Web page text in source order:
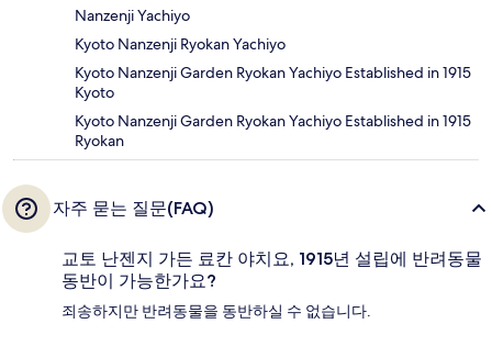
Nanzenji Yachiyo
Kyoto Nanzenji Ryokan Yachiyo
Kyoto Nanzenji Garden Ryokan Yachiyo Established in 1915
Kyoto
Kyoto Nanzenji Garden Ryokan Yachiyo Established in 1915
Ryokan
자주 묻는 질문(FAQ)
교토 난젠지 가든 료칸 야치요, 1915년 설립에 반려동물
동반이 가능한가요?
죄송하지만 반려동물을 동반하실 수 없습니다.